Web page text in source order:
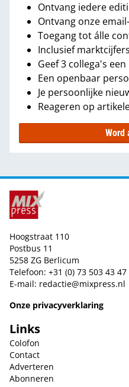
Ontvang iedere
Ontvang onze
Toegang tot álle
Inclusief
Geef 3 collega's
Een openbaar
Je persoonlijke
Reageren op
Word
Hoogstraat 110
Postbus 11
5258 ZG Berlicum
Telefoon: +31 (0) 73 503 43 47
E-mail: redactie@mixpress.nl
Onze privacyverklaring
Links
Colofon
Contact
Adverteren
Abonneren